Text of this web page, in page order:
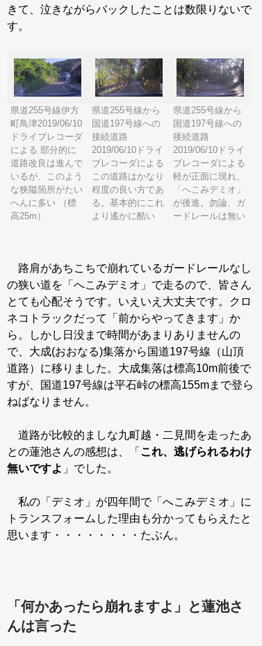
きて、泣きながらバックしたことは数限りないで
す。
県道255号線伊方
町鳥津2019/06/10
ドライブレコーダ
による 部分的に
道路改良は進んで
いるが、このよう
な狭隘箇所がたい
へんに多い （標
高25m）
県道255号線から
国道197号線への
接続道路
2019/06/10ドライ
ブレコーダによる
この道路はかなり
程度の良い方であ
る。基本的にこれ
より遙かに酷い
県道255号線から
国道197号線への
接続道路
2019/06/10ドライ
ブレコーダによる
軽が正面に現れ、
「へこみデミオ」
が後進。勿論、ガ
ードレールは無い
路肩があちこちで崩れているガードレールなし
の狭い道を「へこみデミオ」で走るので、皆さん
とても心配そうです。いえいえ大丈夫です。クロ
ネコトラックだって「前からやってきます」か
ら。しかし日没まで時間があまりありませんの
で、大成(おおなる)集落から国道197号線（山頂
道路）に移りました。大成集落は標高10m前後で
すが、国道197号線は平石峠の標高155mまで登ら
ねばなりません。
道路が比較的ましな九町越・二見間を走ったあ
との蓮池さんの感想は、「 これ、逃げられるわけ
無いですよ 」でした。
私の「デミオ」が四年間で「へこみデミオ」に
トランスフォームした理由も分かってもらえたと
思います・・・・・・・・たぶん。
「何かあったら崩れますよ」と蓮池さ
んは言った